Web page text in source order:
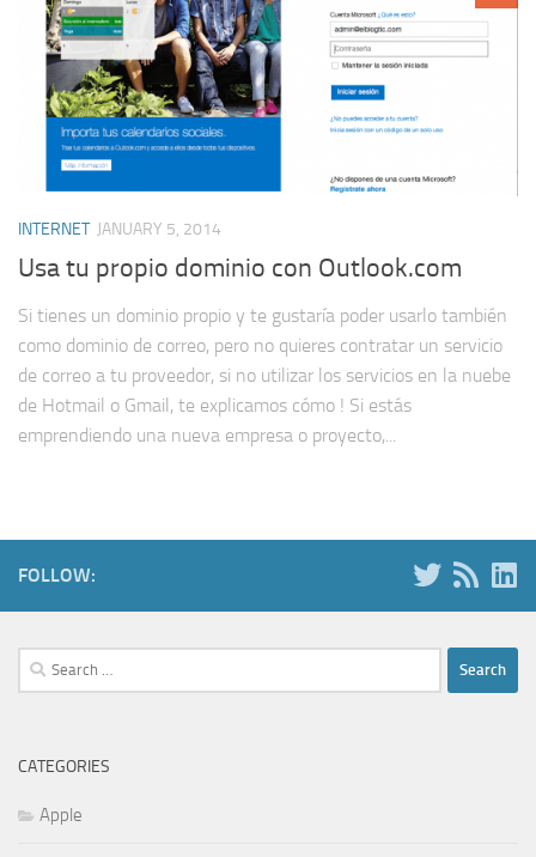
INTERNET JANUARY 5, 2014
Usa tu propio dominio con Outlook.com
Si tienes un dominio propio y te gustaría poder usarlo también
como dominio de correo, pero no quieres contratar un servicio
de correo a tu proveedor, si no utilizar los servicios en la nuebe
de Hotmail o Gmail, te explicamos cómo ! Si estás
emprendiendo una nueva empresa o proyecto,...
FOLLOW:
Search
for:
CATEGORIES
Apple